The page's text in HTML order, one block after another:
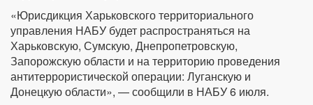
«Юрисдикция Харьковского территориального
управления НАБУ будет распространяться на
Харьковскую, Сумскую, Днепропетровскую,
Запорожскую области и на территорию проведения
антитеррористической операции: Луганскую и
Донецкую области», — сообщили в НАБУ 6 июля.